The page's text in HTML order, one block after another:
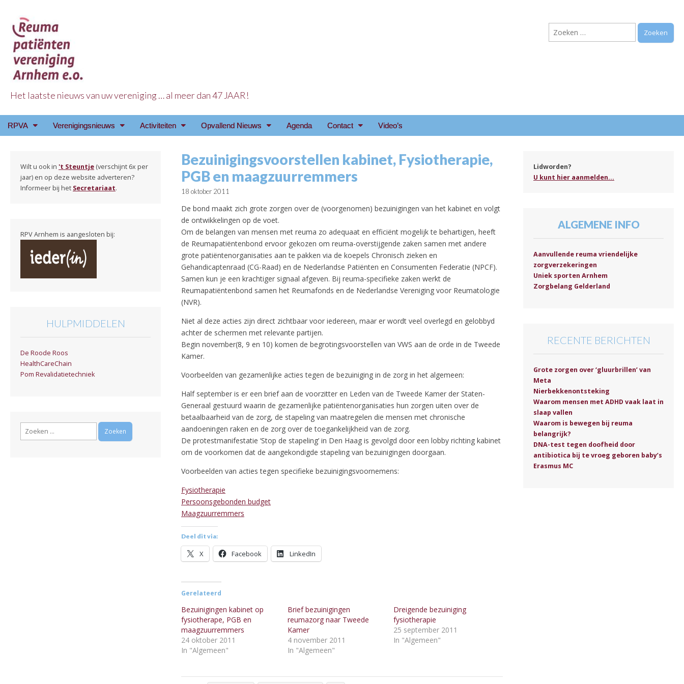
Reuma Patienten Vereniging Arnhem e.o.
Het laatste nieuws van uw vereniging … al meer dan 47 JAAR!
Zoeken
naar:
Main
Skip
RPVA Verenigingsnieuws Activiteiten Opvallend Nieuws Agenda Contact Video’s
Bezuinigingsvoorstellen kabinet, Fysiotherapie,
PGB en maagzuurremmers
18 oktober 2011
De bond maakt zich grote zorgen over de (voorgenomen) bezuinigingen van het kabinet en volgt
de ontwikkelingen op de voet.
Om de belangen van mensen met reuma zo adequaat en efficiënt mogelijk te behartigen, heeft
de Reumapatiëntenbond ervoor gekozen om reuma-overstijgende zaken samen met andere
grote patiëntenorganisaties aan te pakken via de koepels Chronisch zieken en
Gehandicaptenraad (CG-Raad) en de Nederlandse Patiënten en Consumenten Federatie (NPCF).
Samen kun je een krachtiger signaal afgeven. Bij reuma-specifieke zaken werkt de
Reumapatiëntenbond samen het Reumafonds en de Nederlandse Vereniging voor Reumatologie
(NVR).
Niet al deze acties zijn direct zichtbaar voor iedereen, maar er wordt veel overlegd en gelobbyd
achter de schermen met relevante partijen.
Begin november(8, 9 en 10) komen de begrotingsvoorstellen van VWS aan de orde in de Tweede
Kamer.
Voorbeelden van gezamenlijke acties tegen de bezuiniging in de zorg in het algemeen:
Half september is er een brief aan de voorzitter en Leden van de Tweede Kamer der Staten-
Generaal gestuurd waarin de gezamenlijke patiëntenorganisaties hun zorgen uiten over de
betaalbaarheid van de zorg, de stapeling van maatregelen die mensen met chronische
aandoeningen raken en de zorg over de toegankelijkheid van de zorg.
De protestmanifestatie ‘Stop de stapeling’ in Den Haag is gevolgd door een lobby richting kabinet
om de voorkomen dat de aangekondigde stapeling van bezuinigingen doorgaan.
Voorbeelden van acties tegen specifieke bezuinigingsvoornemens:
Fysiotherapie
Persoonsgebonden budget
Maagzuurremmers
Deel dit via:
X Facebook LinkedIn
Gerelateerd
Bezuinigingen kabinet op
fysiotherape, PGB en
maagzuurremmers
24 oktober 2011
In "Algemeen"
Brief bezuinigingen
reumazorg naar Tweede
Kamer
4 november 2011
In "Algemeen"
Dreigende bezuiniging
fysiotherapie
25 september 2011
In "Algemeen"
Wilt u ook in 't Steuntje (verschijnt 6x per
jaar) en op deze website adverteren?
Informeer bij het Secretariaat.
RPV Arnhem is aangesloten bij:
HULPMIDDELEN
De Roode Roos
HealthCareChain
Pom Revalidatietechniek
Zoeken
Lidworden?
U kunt hier aanmelden...
ALGEMENE INFO
Aanvullende reuma vriendelijke
zorgverzekeringen
Uniek sporten Arnhem
Zorgbelang Gelderland
RECENTE BERICHTEN
Grote zorgen over ‘gluurbrillen’ van
Meta
Nierbekkenontsteking
Waarom mensen met ADHD vaak laat in
slaap vallen
Waarom is bewegen bij reuma
belangrijk?
DNA-test tegen doofheid door
antibiotica bij te vroeg geboren baby’s
Erasmus MC